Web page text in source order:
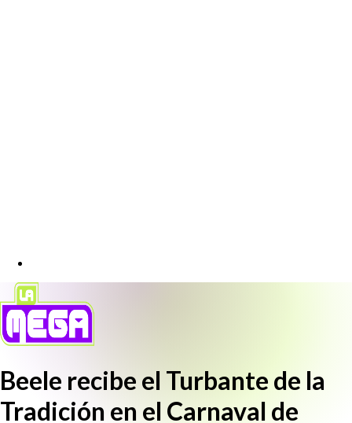
Beele recibe el Turbante de la
Tradición en el Carnaval de